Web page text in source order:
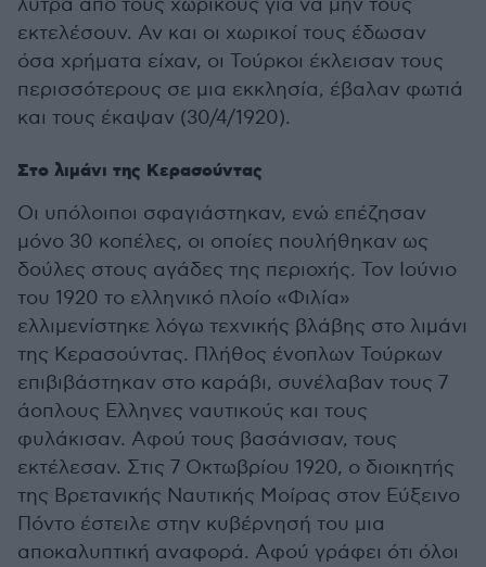
λύτρα από τους χωρικούς για να μην τους
εκτελέσουν. Αν και οι χωρικοί τους έδωσαν
όσα χρήματα είχαν, οι Τούρκοι έκλεισαν τους
περισσότερους σε μια εκκλησία, έβαλαν φωτιά
και τους έκαψαν (30/4/1920).
Στο λιμάνι της Κερασούντας
Οι υπόλοιποι σφαγιάστηκαν, ενώ επέζησαν
μόνο 30 κοπέλες, οι οποίες πουλήθηκαν ως
δούλες στους αγάδες της περιοχής. Τον Ιούνιο
του 1920 το ελληνικό πλοίο «Φιλία»
ελλιμενίστηκε λόγω τεχνικής βλάβης στο λιμάνι
της Κερασούντας. Πλήθος ένοπλων Τούρκων
επιβιβάστηκαν στο καράβι, συνέλαβαν τους 7
άοπλους Ελληνες ναυτικούς και τους
φυλάκισαν. Αφού τους βασάνισαν, τους
εκτέλεσαν. Στις 7 Οκτωβρίου 1920, ο διοικητής
της Βρετανικής Ναυτικής Μοίρας στον Εύξεινο
Πόντο έστειλε στην κυβέρνησή του μια
αποκαλυπτική αναφορά. Αφού γράφει ότι όλοι